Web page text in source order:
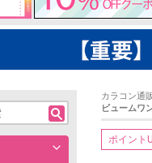
カラコン通
ビュームワ
ポイント